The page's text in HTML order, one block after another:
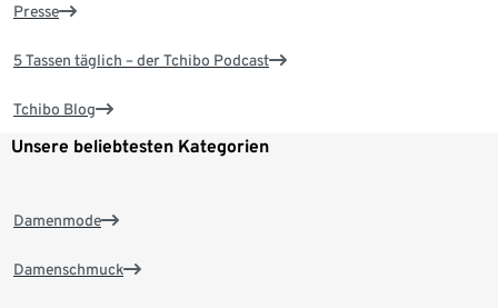
Presse
5 Tassen täglich – der Tchibo Podcast
Tchibo Blog
Unsere beliebtesten Kategorien
Damenmode
Damenschmuck